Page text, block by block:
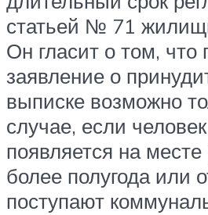
статьей № 71
Он гласит о том, что
заявление о
выписке возможно
случае, если
появляется на месте
более полугода или
поступают